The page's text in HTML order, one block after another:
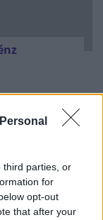
third parties, or
for
opt-out
that after your